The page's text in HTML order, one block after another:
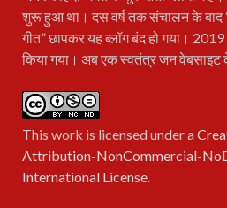
शुरू हुआ था। दस वर्ष तक संचालन के बाद
गीत” छापकर यह ब्लॉग बंद हो गया।
किया गया। अब एक स्वतंत्र जन
This work is licensed under a
Attribution-NonCommercial-
International License.